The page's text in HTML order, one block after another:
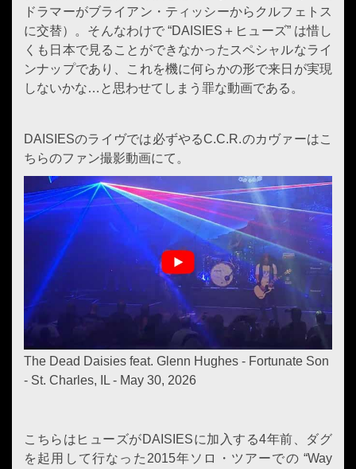
ドラマーがブライアン・ティッシーからクルフェトス
に交替）。そんなわけで “DAISIES＋ヒューズ” は惜し
くも日本で見ることができなかったスペシャルなライ
ンナップであり、これを機に何らかの形で来日が実現
しないかな…と思わせてしまう罪な動画である。
DAISIESのライヴでは必ずやるC.C.R.のカヴァーはこ
ちらのファン撮影動画にて。
The Dead Daisies feat. Glenn Hughes - Fortunate Son
- St. Charles, IL - May 30, 2026
こちらはヒューズがDAISIESに加入する4年前、ダグ
を起用して行なった2015年ソロ・ツアーでの “Way